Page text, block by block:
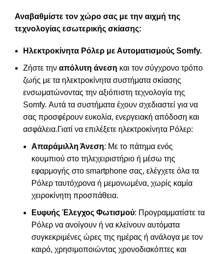
Αναβαθμίστε τον χώρο σας με την αιχμή της
τεχνολογίας εσωτερικής σκίασης:
Ηλεκτροκίνητα Ρόλερ με Αυτοματισμούς Somfy.
Ζήστε την απόλυτη άνεση και τον σύγχρονο τρόπο
ζωής με τα ηλεκτροκίνητα συστήματα σκίασης
ενσωματώνοντας την αξιόπιστη τεχνολογία της
Somfy. Αυτά τα συστήματα έχουν σχεδιαστεί για να
σας προσφέρουν ευκολία, ενεργειακή απόδοση και
ασφάλεια.Γιατί να επιλέξετε ηλεκτροκίνητα Ρόλερ:
Απαράμιλλη Άνεση: Με το πάτημα ενός
κουμπιού στο τηλεχειριστήριο ή μέσω της
εφαρμογής στο smartphone σας, ελέγχετε όλα τα
Ρόλερ ταυτόχρονα ή μεμονωμένα, χωρίς καμία
χειροκίνητη προσπάθεια.
Ευφυής Έλεγχος Φωτισμού: Προγραμματίστε τα
Ρόλερ να ανοίγουν ή να κλείνουν αυτόματα
συγκεκριμένες ώρες της ημέρας ή ανάλογα με τον
καιρό, χρησιμοποιώντας χρονοδιακόπτες και